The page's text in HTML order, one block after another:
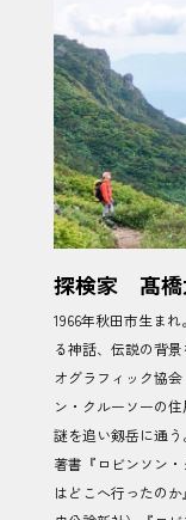
探検家 髙橋
1966年秋田市生ま
る神話、伝説の背
オグラフィック協
ン・クルーソーの
謎を追い剱岳に通う
著書『ロビンソン
はどこへ行ったの